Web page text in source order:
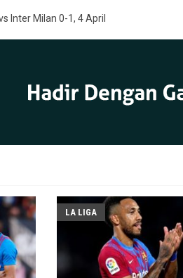
Inter Milan 0-1, 4 April
LA LIGA